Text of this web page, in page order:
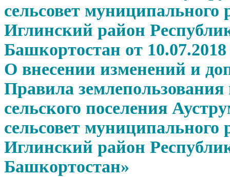
сельсовет муниципального
Иглинский район
Башкортостан от
О внесении изменений и
Правила землепользования
сельского поселения
сельсовет муниципального
Иглинский район
Башкортостан»